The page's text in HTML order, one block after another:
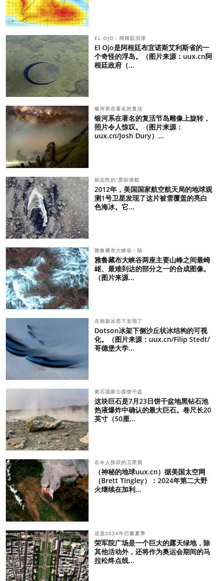
EL OJO：阿根廷沼泽
El Ojo是阿根廷布宜诺斯艾利斯省的一
个奇怪的浮岛。（图片来源：uux.cn阿
根廷政府（...
银河系在著名的复活
银河系在著名的复活节岛雕像上旋转，
照片令人惊叹。（图片来源：
uux.cn/Josh Dury）...
标志性的“星际迷航
2012年，美国国家航空航天局的地球观
测1号卫星发现了这片被雪覆盖的亮白
色海冰。它...
雅鲁藏布大峡谷：陆
雅鲁藏布大峡谷两座主要山峰之间最崎
岖、最难到达的部分之一的合成图像。
（图片来源...
在南极冰层下发现了
Dotson冰架下侧沙丘状冰结构的可视
化。（图片来源：uux.cn/Filip Stedt/
哥德堡大学...
黄石国家公园饼干盆
这块巨石是7月23日饼干盆地黑钻石池
热液爆炸中确认的最大巨石。卷尺长20
英寸（50厘...
在令人惊叹的卫星视
（神秘的地球uux.cn）据美国太空网
（Brett Tingley）：2024年第二大野
火继续在加利...
这是2024年巴黎夏季
荣军院广场是一个巨大的露天绿地，除
其他活动外，还将作为奥运会期间的马
拉松终点线...